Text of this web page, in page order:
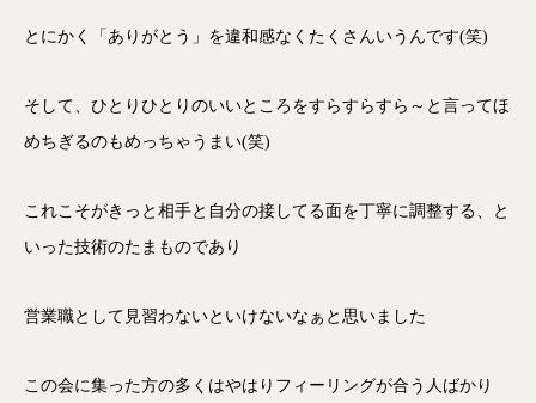
とにかく「ありがとう」を違和感なくたくさんいうんです(笑)
そして、ひとりひとりのいいところをすらすらすら～と言ってほ
めちぎるのもめっちゃうまい(笑)
これこそがきっと相手と自分の接してる面を丁寧に調整する、と
いった技術のたまものであり
営業職として見習わないといけないなぁと思いました
この会に集った方の多くはやはりフィーリングが合う人ばかり